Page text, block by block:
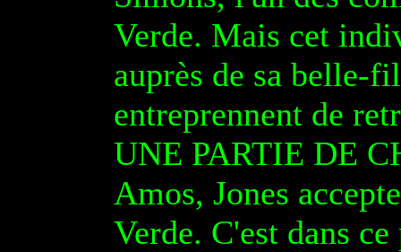
Verde. Mais cet
auprès de sa belle-
entreprennent de
UNE PARTIE DE
Amos, Jones
Verde. C'est dans